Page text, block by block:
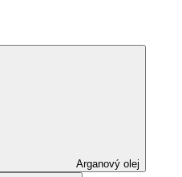
Arganový olej